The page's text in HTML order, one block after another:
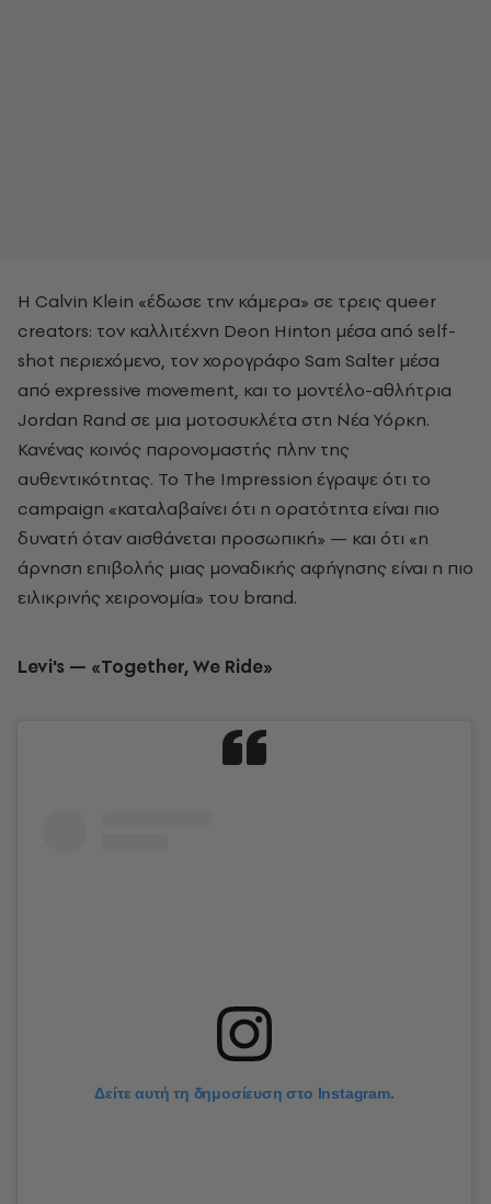
Η Calvin Klein «έδωσε την κάμερα» σε τρεις queer
creators: τον καλλιτέχνη Deon Hinton μέσα από self-
shot περιεχόμενο, τον χορογράφο Sam Salter μέσα
από expressive movement, και το μοντέλο-αθλήτρια
Jordan Rand σε μια μοτοσυκλέτα στη Νέα Υόρκη.
Κανένας κοινός παρονομαστής πλην της
αυθεντικότητας. Το The Impression έγραψε ότι το
campaign «καταλαβαίνει ότι η ορατότητα είναι πιο
δυνατή όταν αισθάνεται προσωπική» — και ότι «η
άρνηση επιβολής μιας μοναδικής αφήγησης είναι η πιο
ειλικρινής χειρονομία» του brand.
Levi's — «Together, We Ride»
Δείτε αυτή τη δημοσίευση στο Instagram.